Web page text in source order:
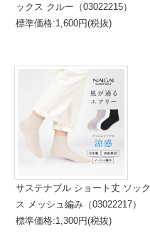
ックス クルー（03022215）
標準価格:1,600円(税抜)
サステナブル ショート丈 ソック
ス メッシュ編み（03022217）
標準価格:1,300円(税抜)